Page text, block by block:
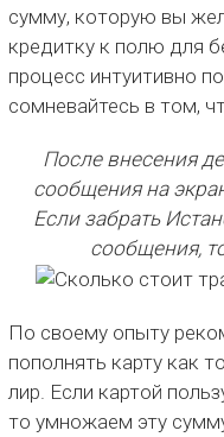
сумму, которую вы
кредитку к полю для
процесс интуитивно
сомневайтесь в том,
После внесения
сообщения на
Если забрать
сообщения,
По своему опыту
пополнять карту как
лир. Если картой
то умножаем эту